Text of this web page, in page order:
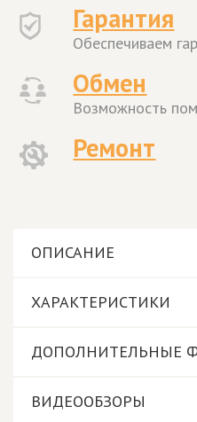
Гарантия
Обеспечиваем
Обмен
Возможность
Ремонт
ОПИСАНИЕ
ХАРАКТЕРИСТИКИ
ДОПОЛНИТЕЛЬНЫЕ
ВИДЕООБЗОРЫ